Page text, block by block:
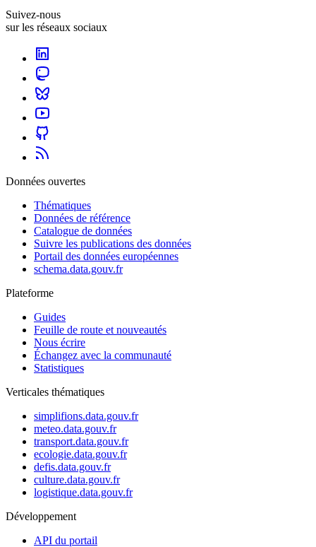
Suivez-nous
sur les réseaux sociaux
Données ouvertes
Thématiques
Données de référence
Catalogue de données
Suivre les publications des données
Portail des données européennes
schema.data.gouv.fr
Plateforme
Guides
Feuille de route et nouveautés
Nous écrire
Échangez avec la communauté
Statistiques
Verticales thématiques
simplifions.data.gouv.fr
meteo.data.gouv.fr
transport.data.gouv.fr
ecologie.data.gouv.fr
defis.data.gouv.fr
culture.data.gouv.fr
logistique.data.gouv.fr
Développement
API du portail